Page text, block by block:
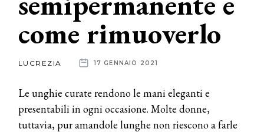
aziende
come rimuoverlo
LUCREZIA 17 GENNAIO 2021
Le unghie curate rendono le mani eleganti e
presentabili in ogni occasione. Molte donne,
tuttavia, pur amandole lunghe non riescono a farle